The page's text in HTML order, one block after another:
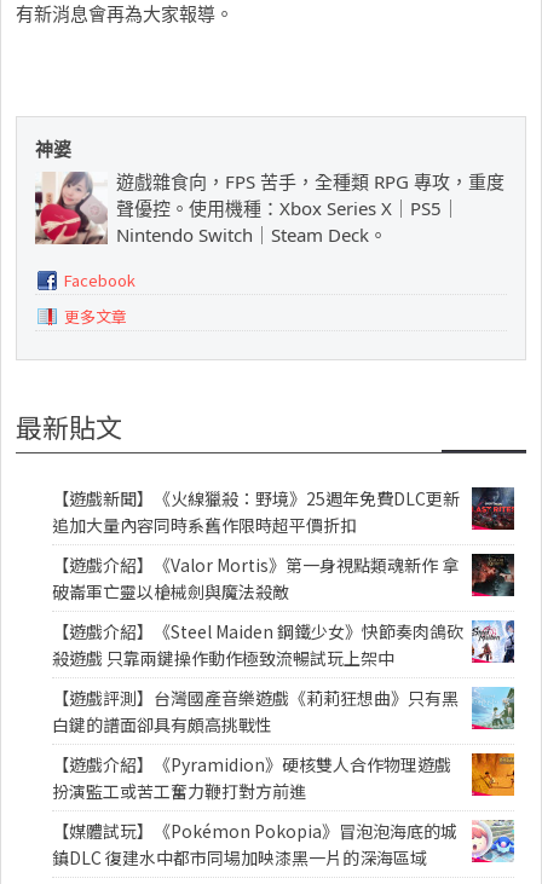
有新消息會再為大家報導。
神婆
遊戲雜食向，FPS 苦手，全種類 RPG 專攻，重度
聲優控。使用機種：Xbox Series X｜PS5｜
Nintendo Switch｜Steam Deck。
Facebook
更多文章
最新貼文
【遊戲新聞】《火線獵殺：野境》25週年免費DLC更新
追加大量內容同時系舊作限時超平價折扣
【遊戲介紹】《Valor Mortis》第一身視點類魂新作 拿
破崙軍亡靈以槍械劍與魔法殺敵
【遊戲介紹】《Steel Maiden 鋼鐵少女》快節奏肉鴿砍
殺遊戲 只靠兩鍵操作動作極致流暢試玩上架中
【遊戲評測】台灣國產音樂遊戲《莉莉狂想曲》只有黑
白鍵的譜面卻具有頗高挑戰性
【遊戲介紹】《Pyramidion》硬核雙人合作物理遊戲
扮演監工或苦工奮力鞭打對方前進
【媒體試玩】《Pokémon Pokopia》冒泡泡海底的城
鎮DLC 復建水中都市同場加映漆黑一片的深海區域